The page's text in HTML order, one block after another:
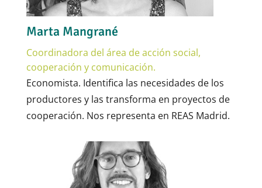
Marta Mangrané
Coordinadora del área de acción social,
cooperación y comunicación.
Economista. Identifica las necesidades de los
productores y las transforma en proyectos de
cooperación. Nos representa en REAS Madrid.